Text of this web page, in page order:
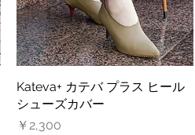
クイックビュー
Kateva+ カテバ プラス ヒール
シューズカバー
価格
￥2,300